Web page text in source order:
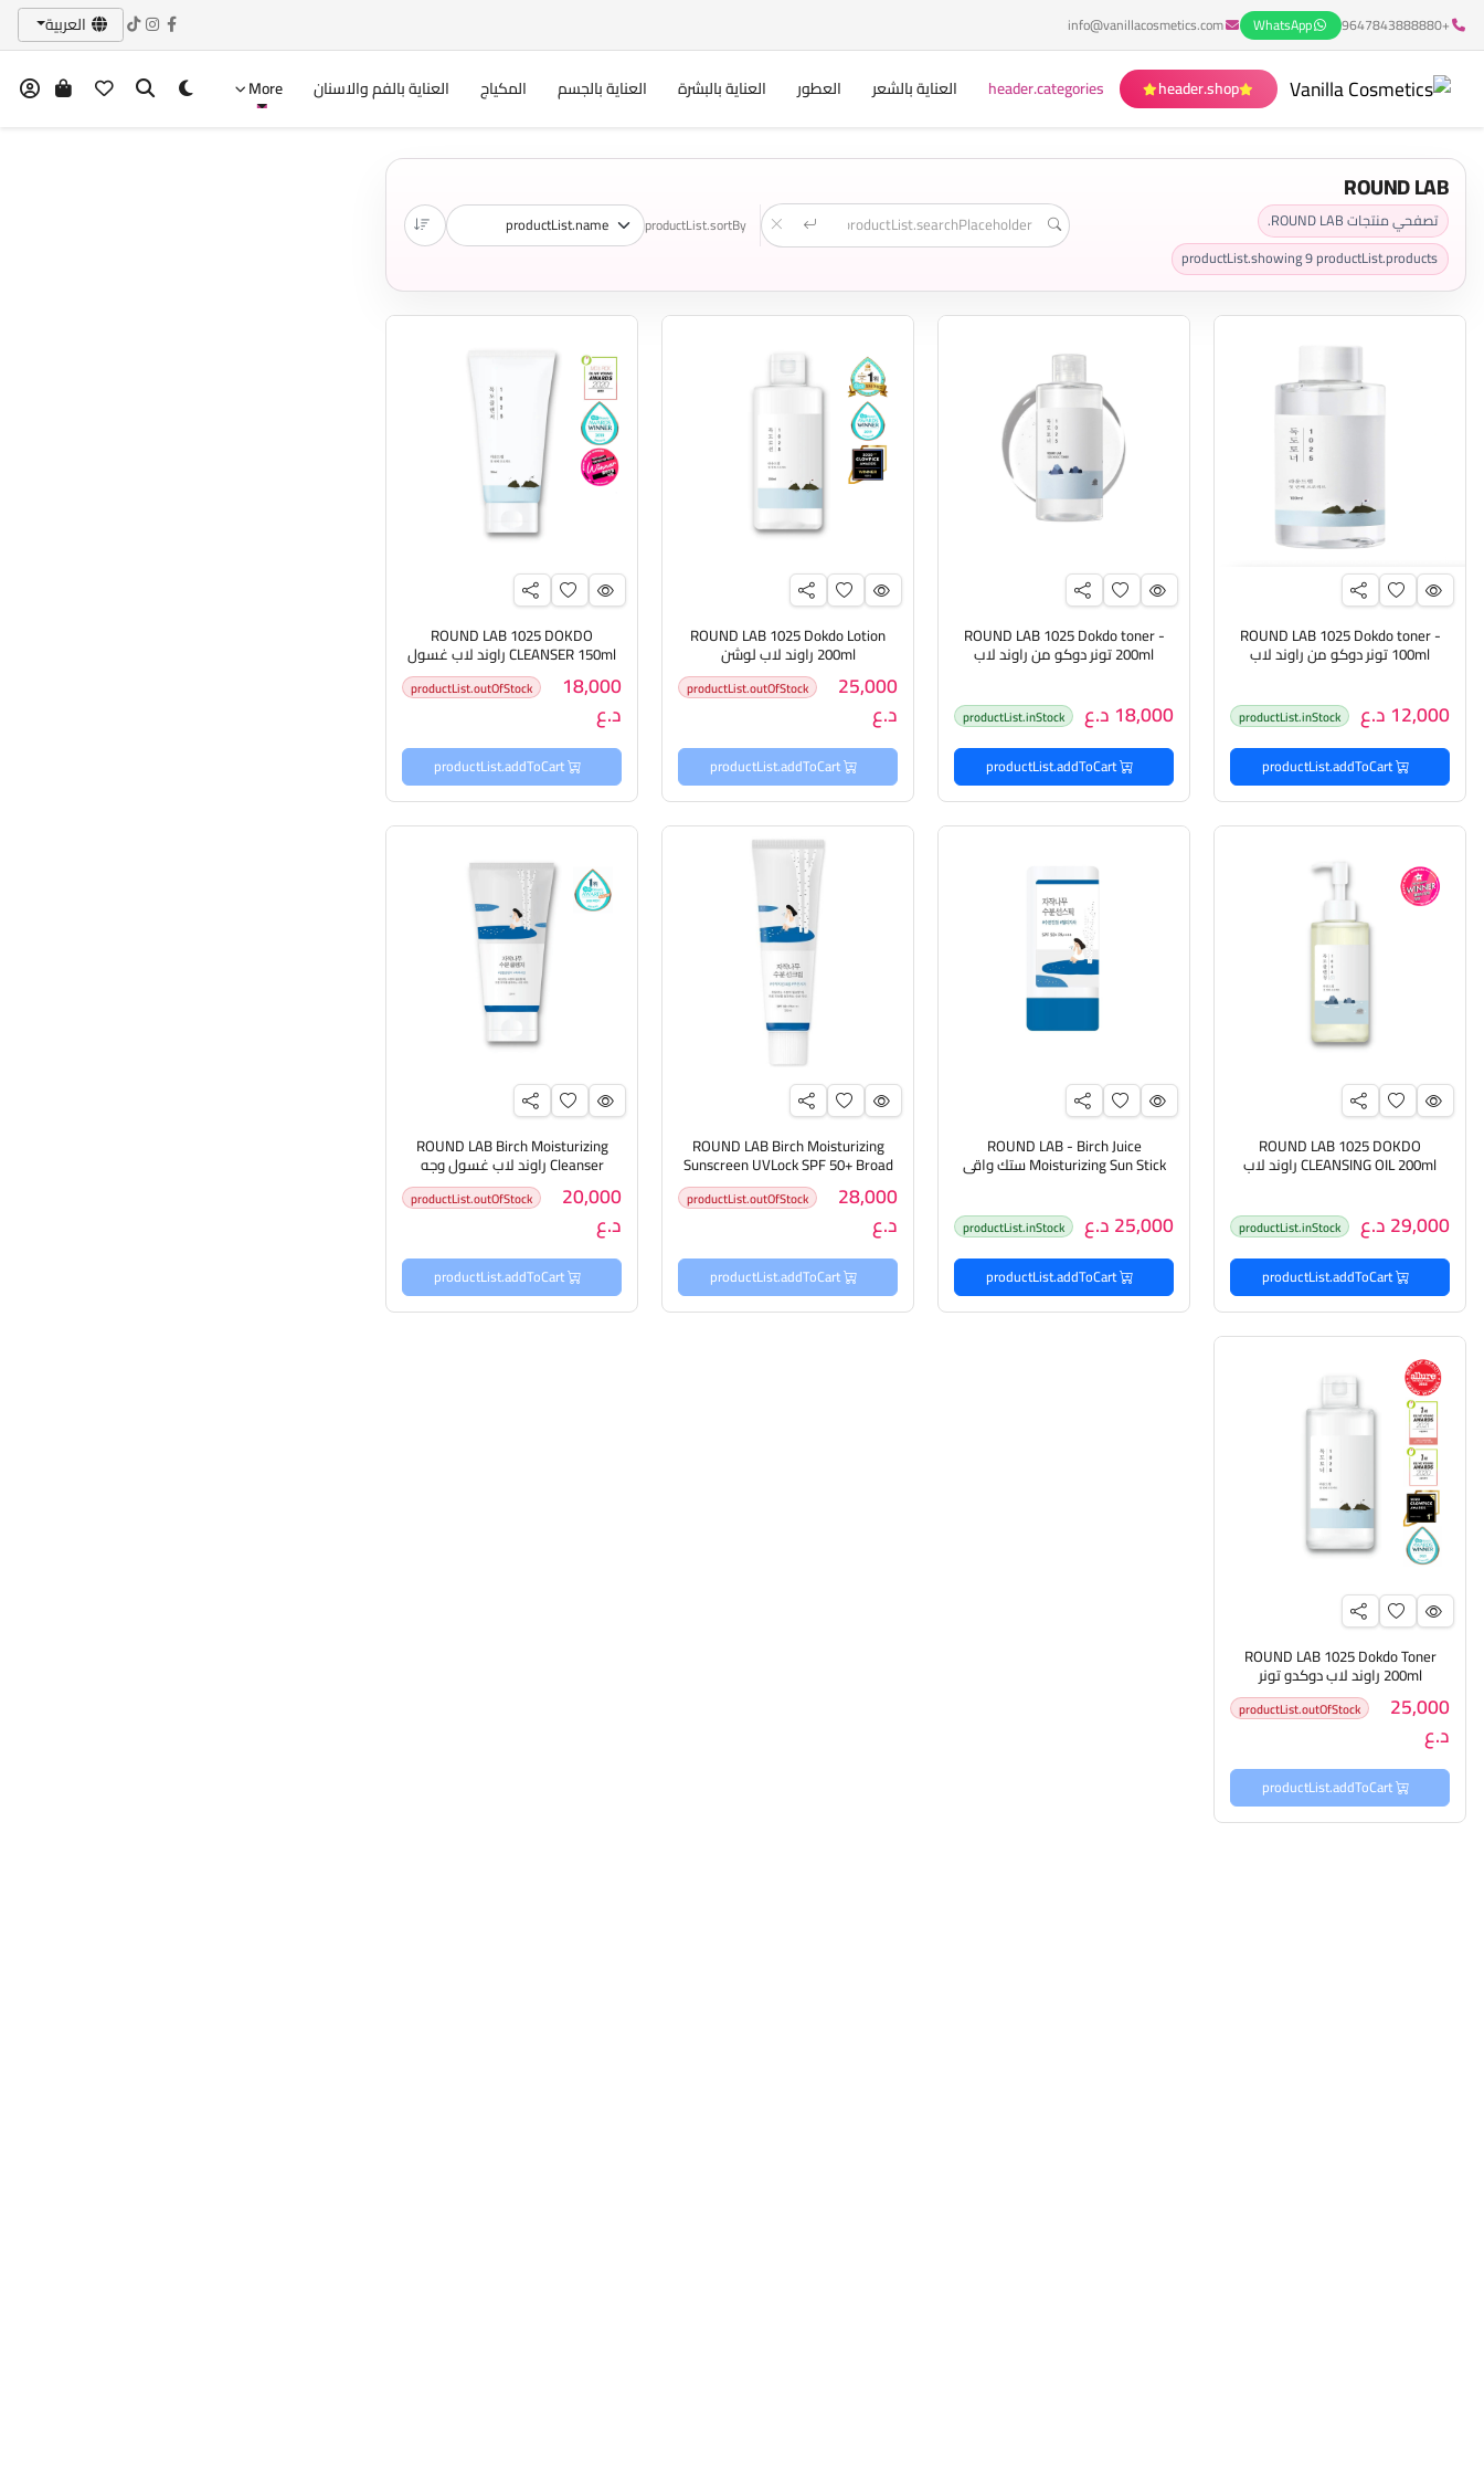
+9647843888880
WhatsApp
info@vanillacosmetics.com العربية
header.shop
header.categories العناية بالشعر العطور العناية بالبشرة العناية بالجسم المكياج العناية بالفم والاسنان More
ROUND LAB
تصفحي منتجات ROUND LAB.
productList.showing9productList.products
productList.sortBy
ROUND LAB 1025 Dokdo toner -
100ml تونر دوكو من راوند لاب
12,000 د.ع productList.inStock
productList.addToCart
ROUND LAB 1025 Dokdo toner -
200ml تونر دوكو من راوند لاب
18,000 د.ع productList.inStock
productList.addToCart
ROUND LAB 1025 Dokdo Lotion
200ml راوند لاب لوشن
25,000
د.ع
productList.outOfStock
productList.addToCart
ROUND LAB 1025 DOKDO
CLEANSER 150ml راوند لاب غسول
للبشرة 18,000
د.ع
productList.outOfStock
productList.addToCart
ROUND LAB 1025 DOKDO
CLEANSING OIL 200ml راوند لاب
29,000 د.ع productList.inStock
productList.addToCart
ROUND LAB - Birch Juice
Moisturizing Sun Stick ستك واقي
25,000 د.ع productList.inStock
productList.addToCart
ROUND LAB Birch Moisturizing
Sunscreen UVLock SPF 50+ Broad
Spectrum واقي من الشمس مرطب
من خشب البتولا 28,000
د.ع
productList.outOfStock
productList.addToCart
ROUND LAB Birch Moisturizing
Cleanser راوند لاب غسول وجه
مرطب 20,000
د.ع
productList.outOfStock
productList.addToCart
ROUND LAB 1025 Dokdo Toner
200ml راوند لاب دوكدو تونر
25,000
د.ع
productList.outOfStock
productList.addToCart